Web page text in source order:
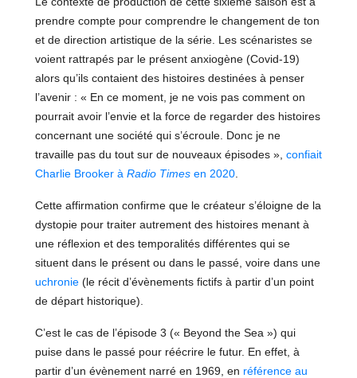
prendre compte pour comprendre le changement de ton
et de direction artistique de la série. Les scénaristes se
voient rattrapés par le présent anxiogène (Covid-19)
alors qu’ils contaient des histoires destinées à penser
l’avenir : « En ce moment, je ne vois pas comment on
pourrait avoir l’envie et la force de regarder des histoires
concernant une société qui s’écroule. Donc je ne
travaille pas du tout sur de nouveaux épisodes », confiait
Charlie Brooker à Radio Times en 2020
Cette affirmation confirme que le créateur s’éloigne de la
dystopie pour traiter autrement des histoires menant à
une réflexion et des temporalités différentes qui se
situent dans le présent ou dans le passé, voire dans une
uchronie (le récit d’évènements fictifs à partir d’un point
de départ historique).
C’est le cas de l’épisode 3 (« Beyond the Sea ») qui
puise dans le passé pour réécrire le futur. En effet, à
partir d’un évènement narré en 1969, en référence au